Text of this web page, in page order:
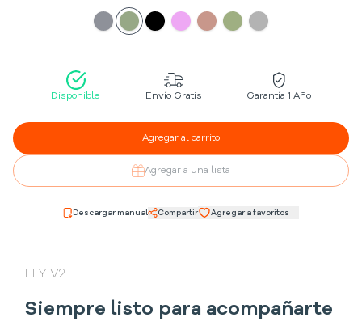
Disponible Envío Gratis Garantía 1 Año
Agregar al carrito
Agregar a una lista
Descargar manual Compartir Agregar a favoritos
FLY V2
Siempre listo para acompañarte